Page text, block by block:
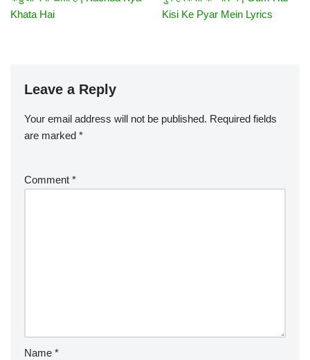
Khata Hai
Kisi Ke Pyar Mein Lyrics
Leave a Reply
Your email address will not be published. Required fields
are marked *
Comment *
Name *